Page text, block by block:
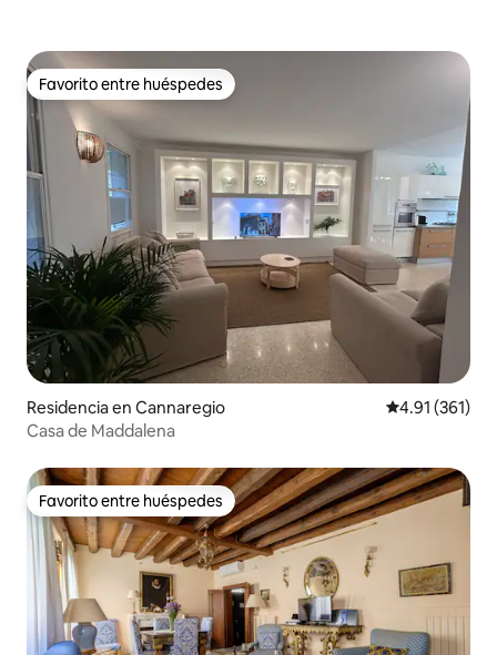
Favorito entre huéspedes
Favorito entre huéspedes
Residencia en Cannaregio Calificación
4.91 (361)
Casa de Maddalena
Favorito entre huéspedes
Favorito entre huéspedes